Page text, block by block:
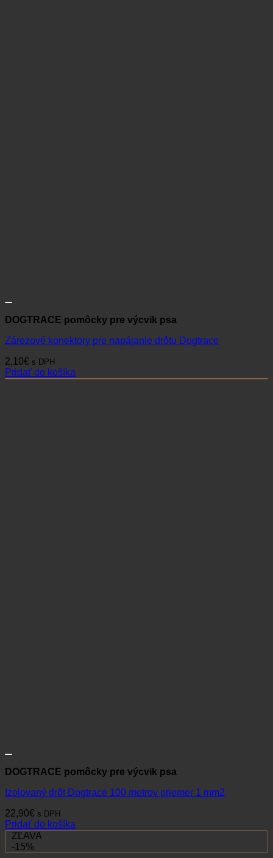
DOGTRACE pomôcky pre výcvik psa
Zárezové konektory pre napájanie drôtu Dogtrace
2,10€ s DPH
Pridať do košíka
DOGTRACE pomôcky pre výcvik psa
Izolovaný drôt Dogtrace 100 metrov priemer 1 mm2
22,90€ s DPH
Pridať do košíka
ZĽAVA
-15%